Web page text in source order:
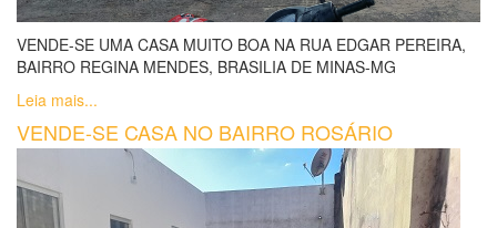
VENDE-SE UMA CASA MUITO BOA NA RUA EDGAR PEREIRA,
BAIRRO REGINA MENDES, BRASILIA DE MINAS-MG
Leia mais...
VENDE-SE CASA NO BAIRRO ROSÁRIO